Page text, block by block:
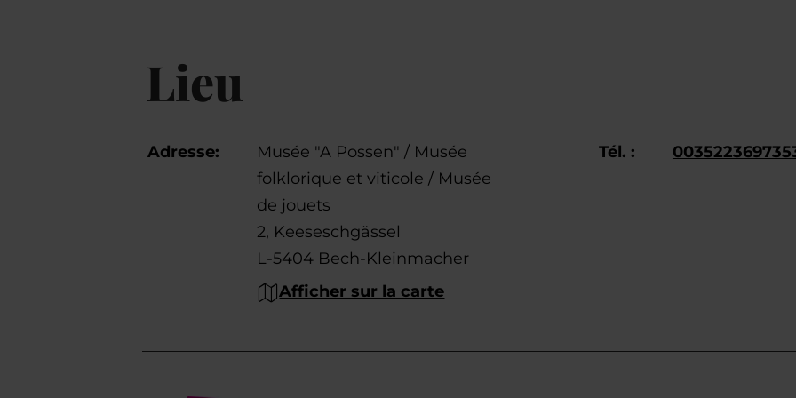
Lieu
Adresse:
Musée "A Possen" / Musée
folklorique et viticole / Musée
de jouets
2, Keeseschgässel
L-5404 Bech-Kleinmacher
Afficher sur la carte
Tél. :